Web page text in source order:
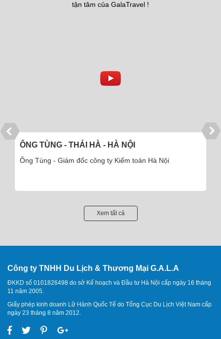
tận tâm của GalaTravel !
ÔNG TÙNG - THÁI HÀ - HÀ NỘI
Ông Tùng - Giám đốc công ty Kiểm toán Hà Nội
Xem tất cả
Công ty TNHH Du Lịch & Thương Mại G.A.L.A
ĐKKD số 0101826498 do sở Kế hoạch và Đầu tư Hà Nội cấp ngày 16 tháng
11 năm 2005.
Giấy phép kinh doanh Lữ Hành Quốc Tế do Tổng Cục Du Lịch Việt Nam cấp
ngày 23 tháng 8 năm 2012.